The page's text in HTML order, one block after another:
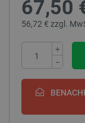
67,50
56,72 € zzgl.
+
−